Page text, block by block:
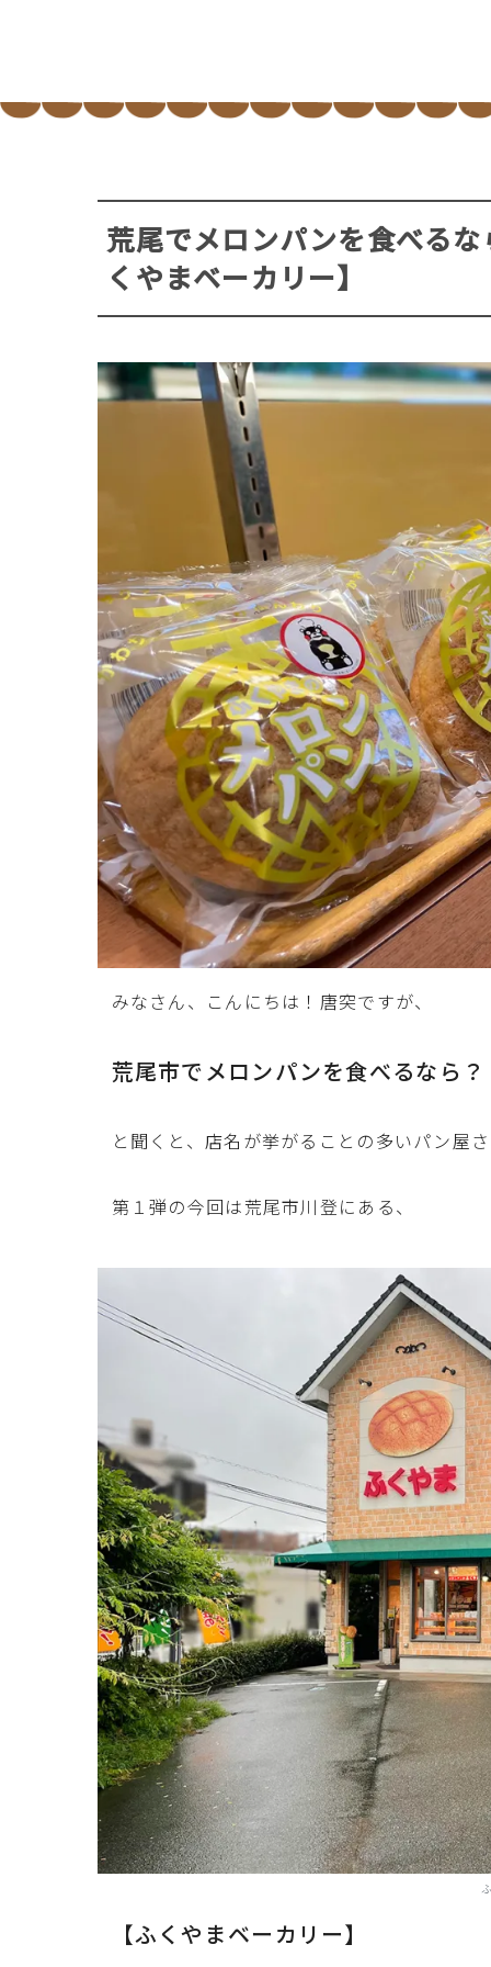
荒尾でメロンパンを食べる
くやまベーカリー】
みなさん、こんにちは！唐突ですが、
荒尾市でメロンパンを食べるなら？
と聞くと、店名が挙がることの多いパン屋
第１弾の今回は荒尾市川登にある、
【ふくやまベーカリー】